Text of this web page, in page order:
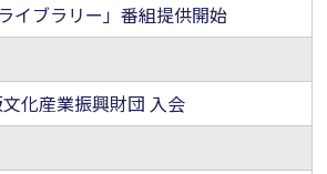
イブラリー」番組提供開始
化産業振興財団 入会